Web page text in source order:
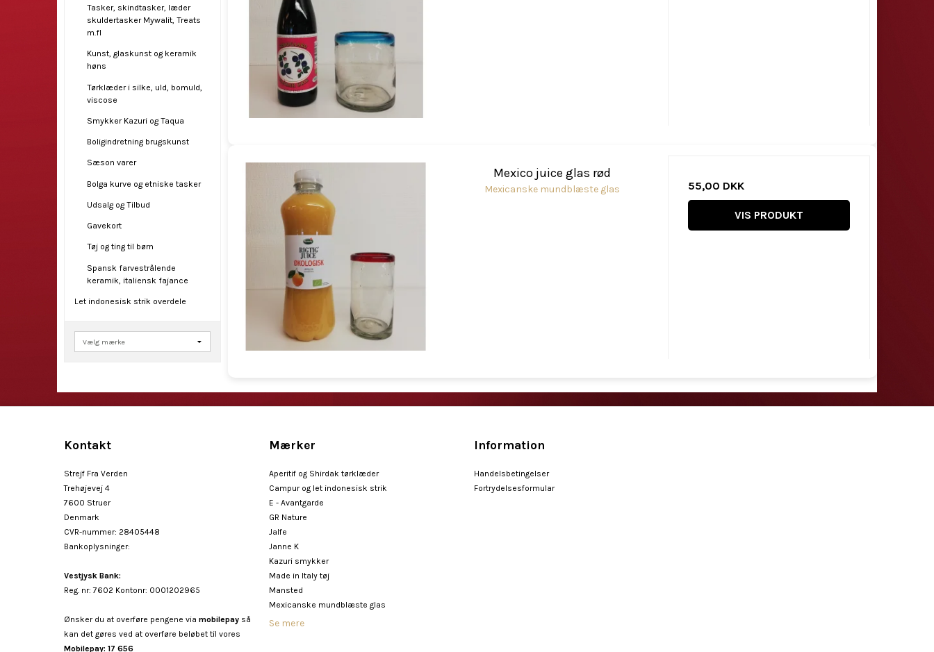
Tasker, skindtasker, læder
skuldertasker Mywalit, Treats
m.fl
Kunst, glaskunst og keramik
høns
Tørklæder i silke, uld, bomuld,
viscose
Smykker Kazuri og Taqua
Boligindretning brugskunst
Sæson varer
Bolga kurve og etniske tasker
Udsalg og Tilbud
Gavekort
Tøj og ting til børn
Spansk farvestrålende
keramik, italiensk fajance
Let indonesisk strik overdele
Mexico juice glas rød
Mexicanske mundblæste glas 55,00 DKK
VIS PRODUKT
Kontakt
Strejf Fra Verden
Trehøjevej 4
7600 Struer
Denmark
CVR-nummer: 28405448
Bankoplysninger:
Vestjysk Bank:
Reg. nr: 7602 Kontonr: 0001202965
Ønsker du at overføre pengene via mobilepay så
kan det gøres ved at overføre beløbet til vores
Mobilepay: 17 656
Mærker
Aperitif og Shirdak tørklæder
Campur og let indonesisk strik
E - Avantgarde
GR Nature
Jalfe
Janne K
Kazuri smykker
Made in Italy tøj
Mansted
Mexicanske mundblæste glas
Se mere
Information
Handelsbetingelser
Fortrydelsesformular